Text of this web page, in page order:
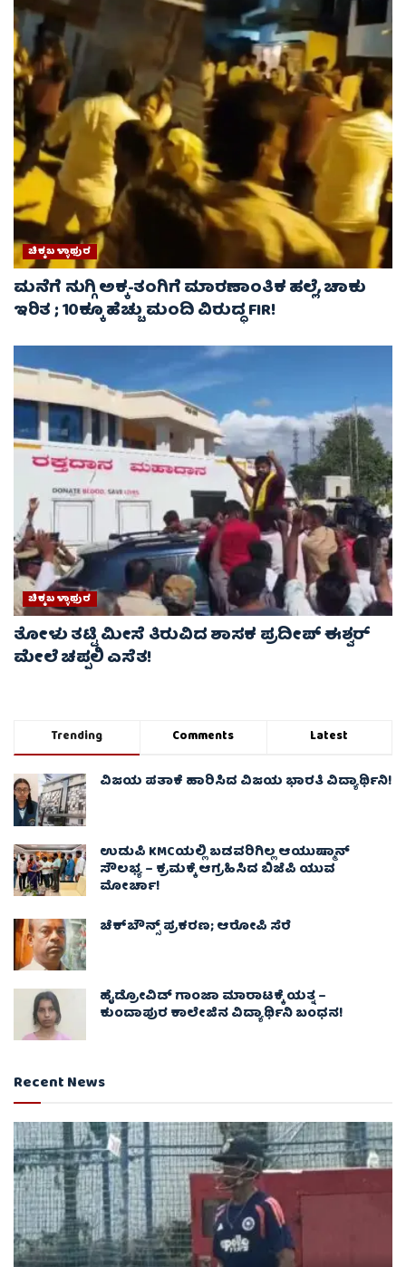
ಚಿಕ್ಕಬಳ್ಳಾಫುರ
ಮನೆಗೆ ನುಗ್ಗಿ ಅಕ್ಕ-ತಂಗಿಗೆ ಮಾರಣಾಂತಿಕ ಹಲ್ಲೆ, ಚಾಕು
ಇರಿತ ; 10ಕ್ಕೂ ಹೆಚ್ಚು ಮಂದಿ ವಿರುದ್ಧ FIR!
ಚಿಕ್ಕಬಳ್ಳಾಫುರ
ತೋಳು ತಟ್ಟಿ ಮೀಸೆ ತಿರುವಿದ ಶಾಸಕ ಪ್ರದೀಪ್ ಈಶ್ವರ್
ಮೇಲೆ ಚಪ್ಪಲಿ ಎಸೆತ!
Trending Comments Latest
ವಿಜಯ ಪತಾಕೆ ಹಾರಿಸಿದ ವಿಜಯ ಭಾರತಿ ವಿದ್ಯಾರ್ಥಿನಿ!
ಉಡುಪಿ KMCಯಲ್ಲಿ ಬಡವರಿಗಿಲ್ಲ ಆಯುಷ್ಮಾನ್
ಸೌಲಭ್ಯ – ಕ್ರಮಕ್ಕೆ ಆಗ್ರಹಿಸಿದ ಬಿಜೆಪಿ ಯುವ
ಮೋರ್ಚಾ!
ಚೆಕ್​ಬೌನ್ಸ್​ ಪ್ರಕರಣ; ಆರೋಪಿ ಸೆರೆ
ಹೈಡ್ರೋವಿಡ್ ಗಾಂಜಾ ಮಾರಾಟಕ್ಕೆ ಯತ್ನ –
ಕುಂದಾಪುರ ಕಾಲೇಜಿನ ವಿದ್ಯಾರ್ಥಿನಿ ಬಂಧನ!
Recent News